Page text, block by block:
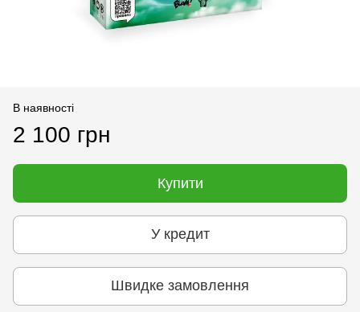
В наявності
2 100 грн
Купити
У кредит
Швидке замовлення